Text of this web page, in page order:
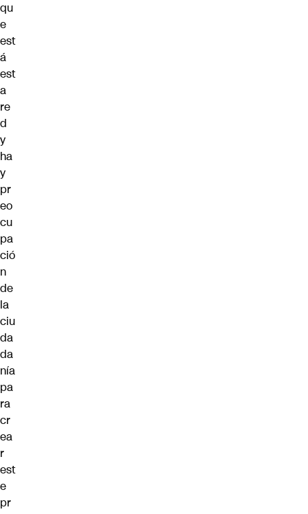
qu
e
est
á
est
a
re
d
y
ha
y
pr
eo
cu
pa
ció
n
de
la
ciu
da
da
nía
pa
ra
cr
ea
r
est
e
pr